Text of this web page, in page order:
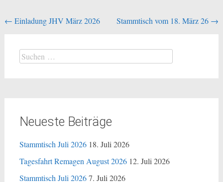
← Einladung JHV März 2026 Stammtisch vom 18. März 26 →
Neueste Beiträge
Stammtisch Juli 2026 18. Juli 2026
Tagesfahrt Remagen August 2026 12. Juli 2026
Stammtisch Juli 20267. Juli 2026